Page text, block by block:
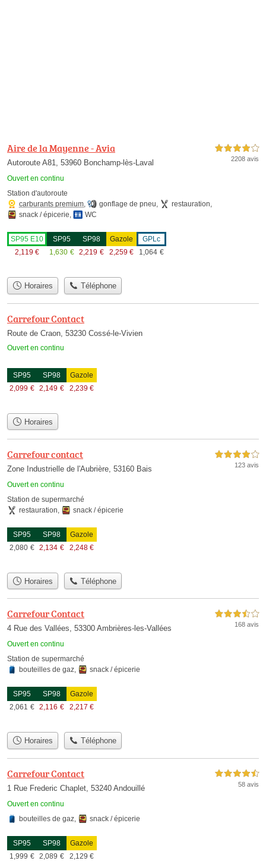
Aire de la Mayenne - Avia
Autoroute A81, 53960 Bonchamp-lès-Laval
Ouvert en continu
4,0 étoiles sur 5
2208 avis
Station d'autoroute
carburants premium, gonflage de pneu, restauration,
snack / épicerie, WC
SP95 E10
2,119 €
SP95
1,630 €
SP98
2,219 €
Gazole
2,259 €
GPLc
1,064 €
Horaires Téléphone
Carrefour Contact
Route de Craon, 53230 Cossé-le-Vivien
Ouvert en continu
SP95
2,099 €
SP98
2,149 €
Gazole
2,239 €
Horaires
Carrefour contact
Zone Industrielle de l'Aubrière, 53160 Bais
Ouvert en continu
4,0 étoiles sur 5
123 avis
Station de supermarché
restauration, snack / épicerie
SP95
2,080 €
SP98
2,134 €
Gazole
2,248 €
Horaires Téléphone
Carrefour Contact
4 Rue des Vallées, 53300 Ambrières-les-Vallées
Ouvert en continu
3,5 étoiles sur 5
168 avis
Station de supermarché
bouteilles de gaz, snack / épicerie
SP95
2,061 €
SP98
2,116 €
Gazole
2,217 €
Horaires Téléphone
Carrefour Contact
1 Rue Frederic Chaplet, 53240 Andouillé
Ouvert en continu
4,5 étoiles sur 5
58 avis
bouteilles de gaz snack / épicerie
SP95
1,999 €
SP98
2,089 €
Gazole
2,129 €